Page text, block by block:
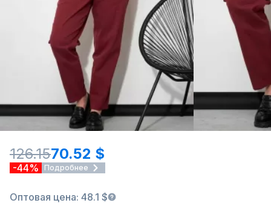
126.1570.52 $
-44% Подробнее
Оптовая цена: 48.1 $